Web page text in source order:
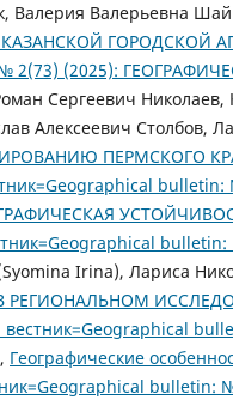
Валерия Валерьевна
ГОРОДСКОЙ
2(73) (2025):
Сергеевич
Алексеевич Столбов,
ПЕРМСКОГО
Irina), Лариса
РЕГИОНАЛЬНОМ
вестник=Geographical
Географические
bulletin: